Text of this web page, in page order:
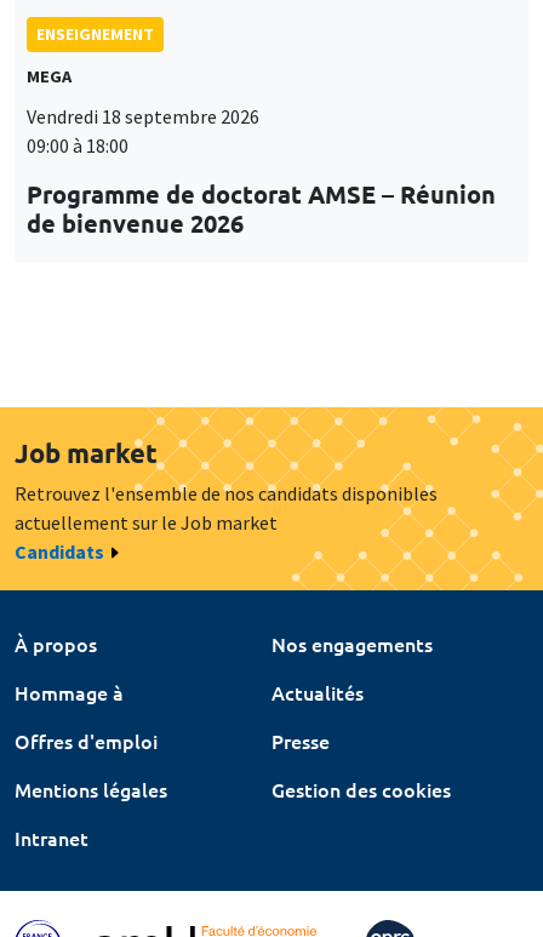
ENSEIGNEMENT
MEGA
Vendredi 18 septembre 2026
09:00 à 18:00
Programme de doctorat AMSE – Réunion
de bienvenue 2026
Job market
Retrouvez l'ensemble de nos candidats disponibles
actuellement sur le Job market
Candidats
À propos
Nos engagements
Hommage à
Actualités
Offres d'emploi
Presse
Mentions légales
Gestion des cookies
Intranet